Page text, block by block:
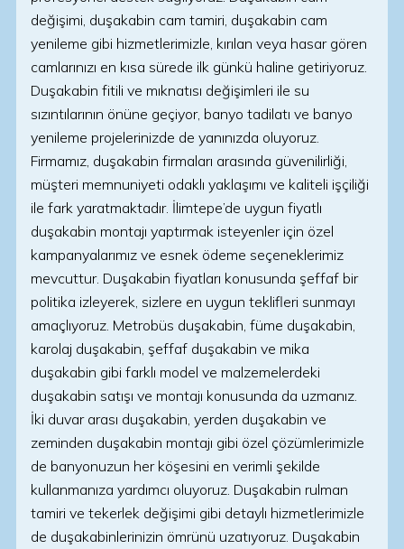
değişimi, duşakabin cam tamiri, duşakabin cam
yenileme gibi hizmetlerimizle, kırılan veya hasar gören
camlarınızı en kısa sürede ilk günkü haline getiriyoruz.
Duşakabin fitili ve mıknatısı değişimleri ile su
sızıntılarının önüne geçiyor, banyo tadilatı ve banyo
yenileme projelerinizde de yanınızda oluyoruz.
Firmamız, duşakabin firmaları arasında güvenilirliği,
müşteri memnuniyeti odaklı yaklaşımı ve kaliteli işçiliği
ile fark yaratmaktadır. İlimtepe’de uygun fiyatlı
duşakabin montajı yaptırmak isteyenler için özel
kampanyalarımız ve esnek ödeme seçeneklerimiz
mevcuttur. Duşakabin fiyatları konusunda şeffaf bir
politika izleyerek, sizlere en uygun teklifleri sunmayı
amaçlıyoruz. Metrobüs duşakabin, füme duşakabin,
karolaj duşakabin, şeffaf duşakabin ve mika
duşakabin gibi farklı model ve malzemelerdeki
duşakabin satışı ve montajı konusunda da uzmanız.
İki duvar arası duşakabin, yerden duşakabin ve
zeminden duşakabin montajı gibi özel çözümlerimizle
de banyonuzun her köşesini en verimli şekilde
kullanmanıza yardımcı oluyoruz. Duşakabin rulman
tamiri ve tekerlek değişimi gibi detaylı hizmetlerimizle
de duşakabinlerinizin ömrünü uzatıyoruz. Duşakabin